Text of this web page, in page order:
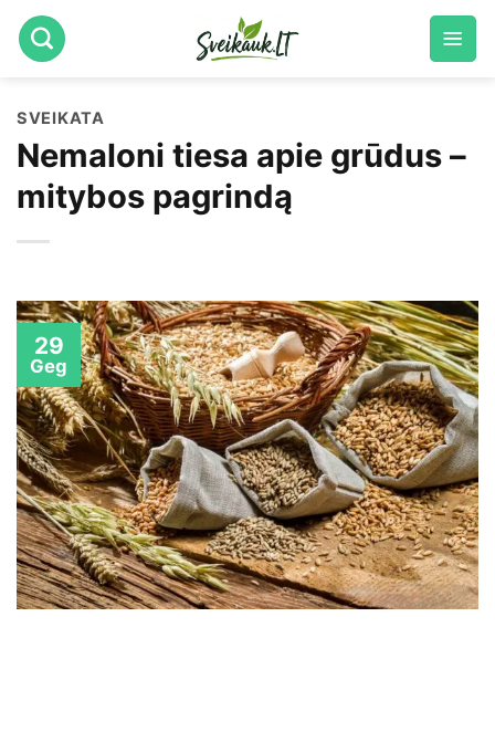
Skip
to
SVEIKATA
Nemaloni tiesa apie grūdus –
mitybos pagrindą
29
Geg